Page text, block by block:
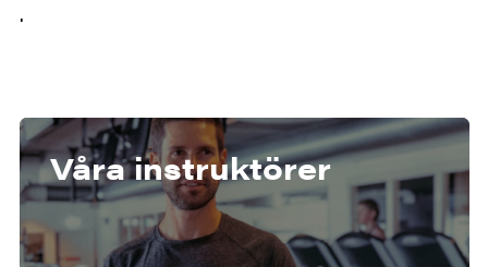
.
Våra instruktörer